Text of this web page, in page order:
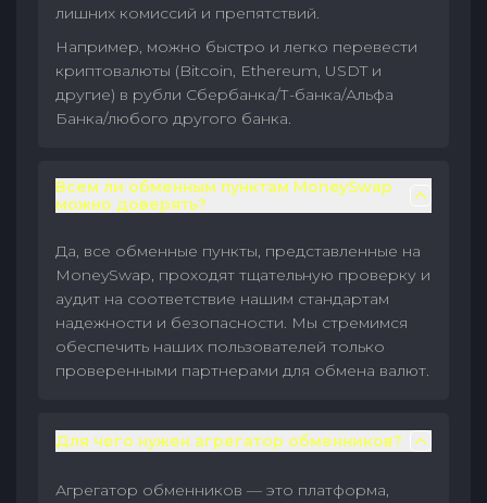
лишних комиссий и препятствий.
Например, можно быстро и легко перевести
криптовалюты (Bitcoin, Ethereum, USDT и
другие) в рубли Сбербанка/Т-банка/Альфа
Банка/любого другого банка.
Всем ли обменным пунктам MoneySwap
можно доверять?
Да, все обменные пункты, представленные на
MoneySwap, проходят тщательную проверку и
аудит на соответствие нашим стандартам
надежности и безопасности. Мы стремимся
обеспечить наших пользователей только
проверенными партнерами для обмена валют.
Для чего нужен агрегатор обменников?
Агрегатор обменников — это платформа,